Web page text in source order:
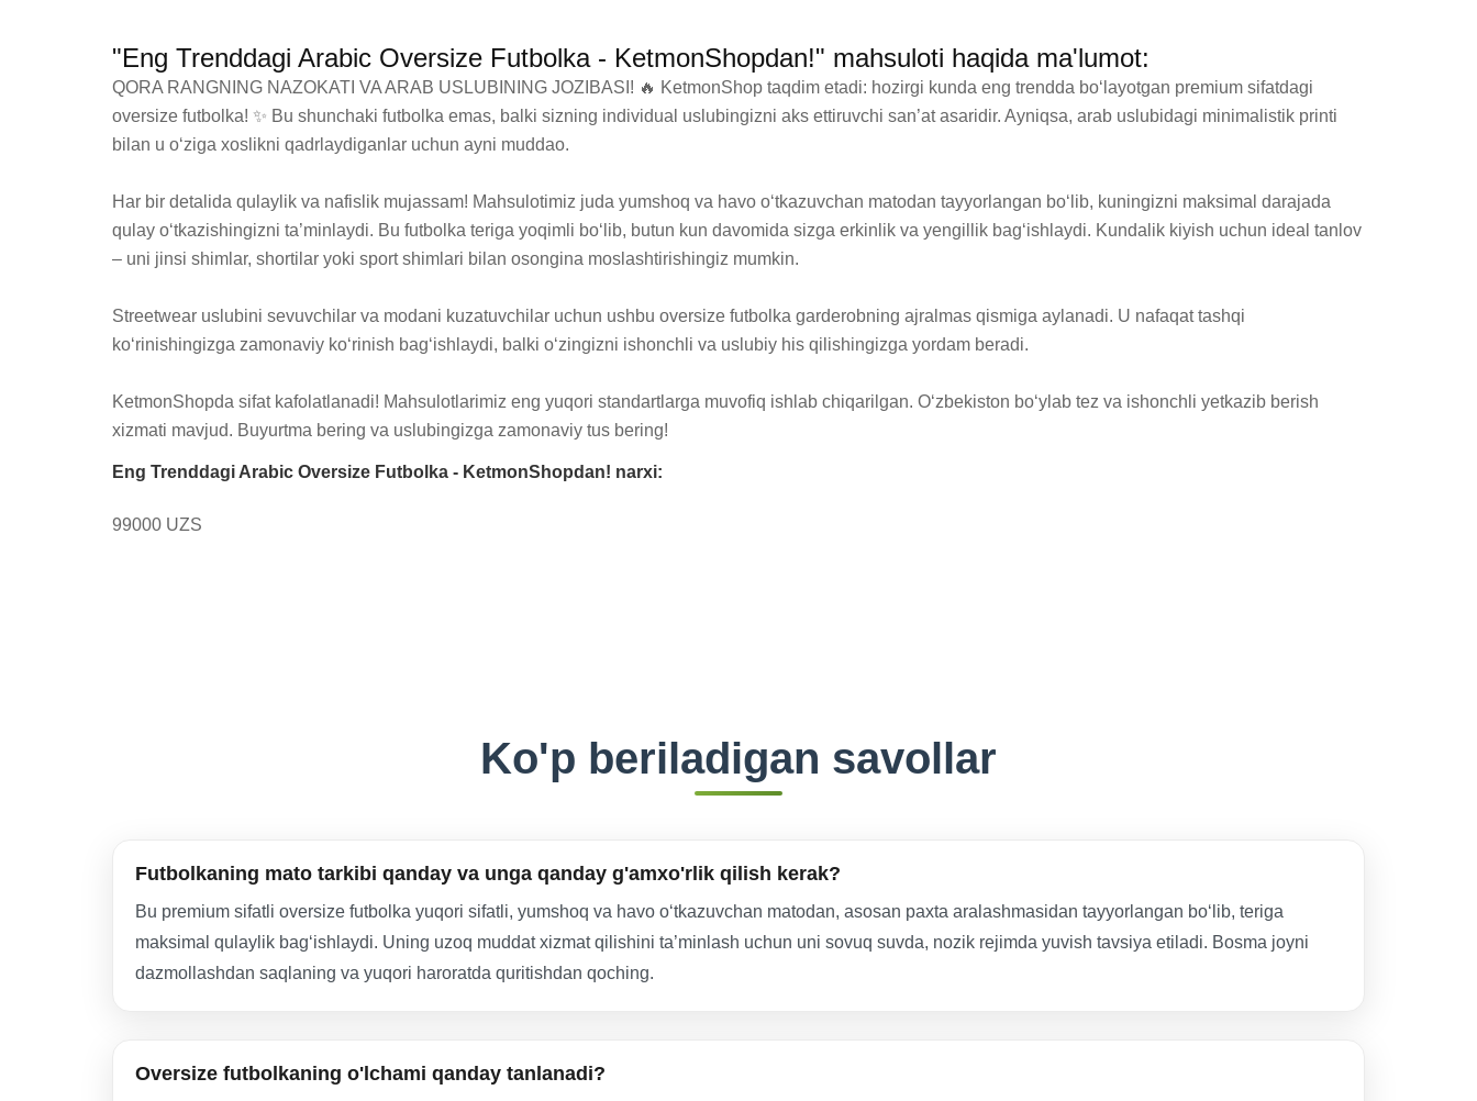
"Eng Trenddagi Arabic Oversize Futbolka - KetmonShopdan!" mahsuloti haqida ma'lumot:
QORA RANGNING NAZOKATI VA ARAB USLUBINING JOZIBASI! 🔥 KetmonShop taqdim etadi: hozirgi kunda eng trendda bo‘layotgan premium sifatdagi
oversize futbolka! ✨ Bu shunchaki futbolka emas, balki sizning individual uslubingizni aks ettiruvchi san’at asaridir. Ayniqsa, arab uslubidagi minimalistik printi
bilan u o‘ziga xoslikni qadrlaydiganlar uchun ayni muddao.
Har bir detalida qulaylik va nafislik mujassam! Mahsulotimiz juda yumshoq va havo o‘tkazuvchan matodan tayyorlangan bo‘lib, kuningizni maksimal darajada
qulay o‘tkazishingizni ta’minlaydi. Bu futbolka teriga yoqimli bo‘lib, butun kun davomida sizga erkinlik va yengillik bag‘ishlaydi. Kundalik kiyish uchun ideal tanlov
– uni jinsi shimlar, shortilar yoki sport shimlari bilan osongina moslashtirishingiz mumkin.
Streetwear uslubini sevuvchilar va modani kuzatuvchilar uchun ushbu oversize futbolka garderobning ajralmas qismiga aylanadi. U nafaqat tashqi
ko‘rinishingizga zamonaviy ko‘rinish bag‘ishlaydi, balki o‘zingizni ishonchli va uslubiy his qilishingizga yordam beradi.
KetmonShopda sifat kafolatlanadi! Mahsulotlarimiz eng yuqori standartlarga muvofiq ishlab chiqarilgan. O‘zbekiston bo‘ylab tez va ishonchli yetkazib berish
xizmati mavjud. Buyurtma bering va uslubingizga zamonaviy tus bering!
Eng Trenddagi Arabic Oversize Futbolka - KetmonShopdan! narxi:
99000 UZS
Ko'p beriladigan savollar
Futbolkaning mato tarkibi qanday va unga qanday g'amxo'rlik qilish kerak?
Bu premium sifatli oversize futbolka yuqori sifatli, yumshoq va havo o‘tkazuvchan matodan, asosan paxta aralashmasidan tayyorlangan bo‘lib, teriga
maksimal qulaylik bag‘ishlaydi. Uning uzoq muddat xizmat qilishini ta’minlash uchun uni sovuq suvda, nozik rejimda yuvish tavsiya etiladi. Bosma joyni
dazmollashdan saqlaning va yuqori haroratda quritishdan qoching.
Oversize futbolkaning o'lchami qanday tanlanadi?